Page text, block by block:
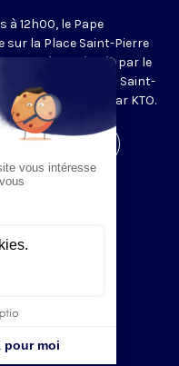
à 12h00, le Pape
sur la Place Saint-Pierre
l’Angélus, récitée par le
d’une allocution du Saint-
traduit en direct par KTO.
de l'émission